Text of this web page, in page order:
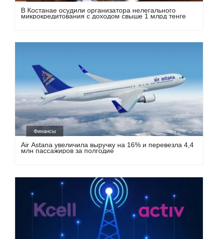
В Костанае осудили организатора нелегального
микрокредитования с доходом свыше 1 млрд тенге
Финансы
Air Astana увеличила выручку на 16% и перевезла 4,4
млн пассажиров за полгодие